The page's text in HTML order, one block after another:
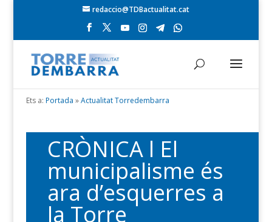
redaccio@TDBactualitat.cat
Ets a: Portada »Actualitat Torredembarra
CRÒNICA l El
municipalisme és
ara d’esquerres a
la Torre